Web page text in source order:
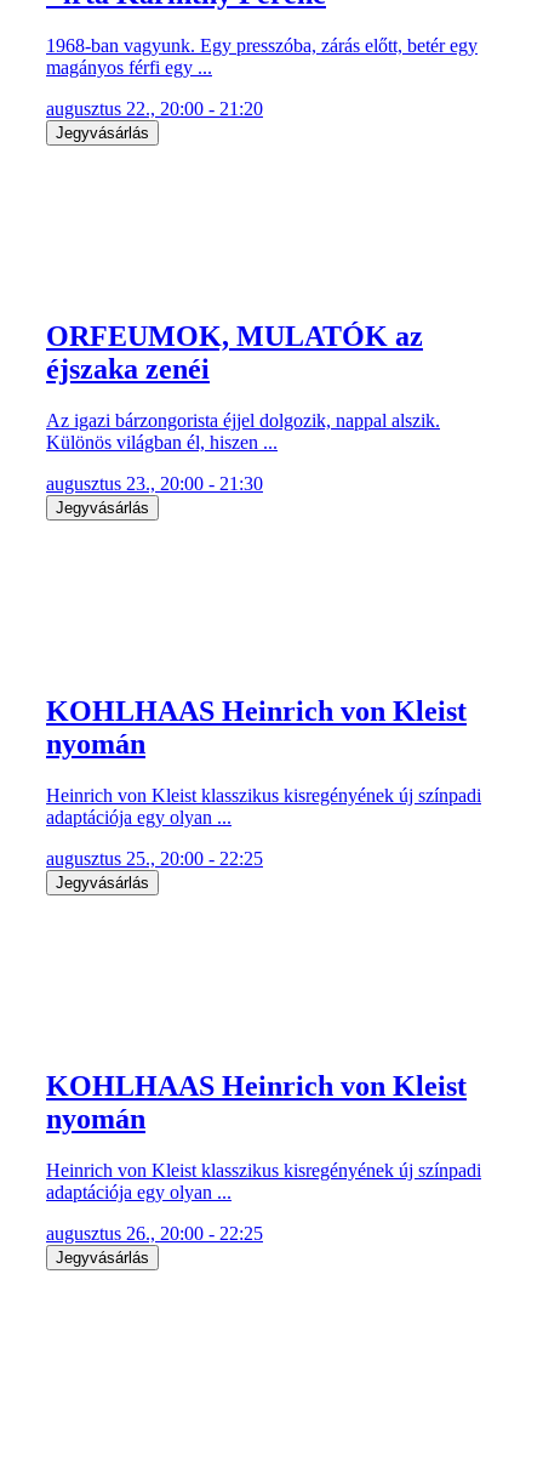
1968-ban vagyunk. Egy presszóba, zárás előtt, betér egy
magányos férfi egy ...
augusztus 22., 20:00 - 21:20
Jegyvásárlás
ORFEUMOK, MULATÓK az
éjszaka zenéi
Az igazi bárzongorista éjjel dolgozik, nappal alszik.
Különös világban él, hiszen ...
augusztus 23., 20:00 - 21:30
Jegyvásárlás
KOHLHAAS Heinrich von Kleist
nyomán
Heinrich von Kleist klasszikus kisregényének új színpadi
adaptációja egy olyan ...
augusztus 25., 20:00 - 22:25
Jegyvásárlás
KOHLHAAS Heinrich von Kleist
nyomán
Heinrich von Kleist klasszikus kisregényének új színpadi
adaptációja egy olyan ...
augusztus 26., 20:00 - 22:25
Jegyvásárlás